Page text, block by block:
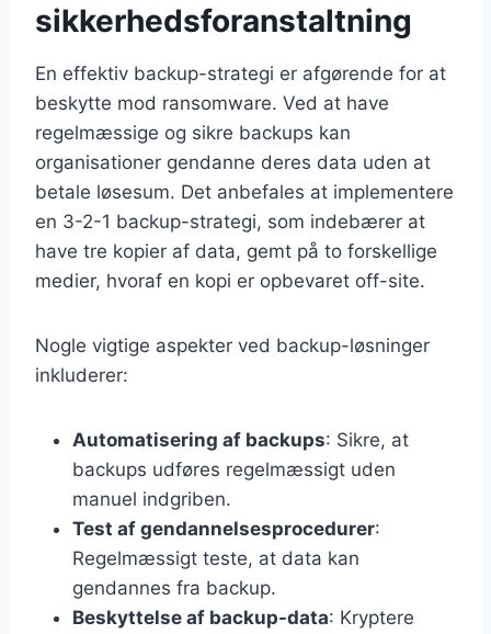
sikkerhedsforanstaltning
En effektiv backup-strategi er afgørende for at
beskytte mod ransomware. Ved at have
regelmæssige og sikre backups kan
organisationer gendanne deres data uden at
betale løsesum. Det anbefales at implementere
en 3-2-1 backup-strategi, som indebærer at
have tre kopier af data, gemt på to forskellige
medier, hvoraf en kopi er opbevaret off-site.
Nogle vigtige aspekter ved backup-løsninger
inkluderer:
Automatisering af backups: Sikre, at
backups udføres regelmæssigt uden
manuel indgriben.
Test af gendannelsesprocedurer:
Regelmæssigt teste, at data kan
gendannes fra backup.
Beskyttelse af backup-data: Kryptere